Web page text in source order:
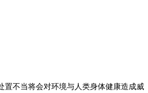
不当将会对环境与人类身体健康造成威